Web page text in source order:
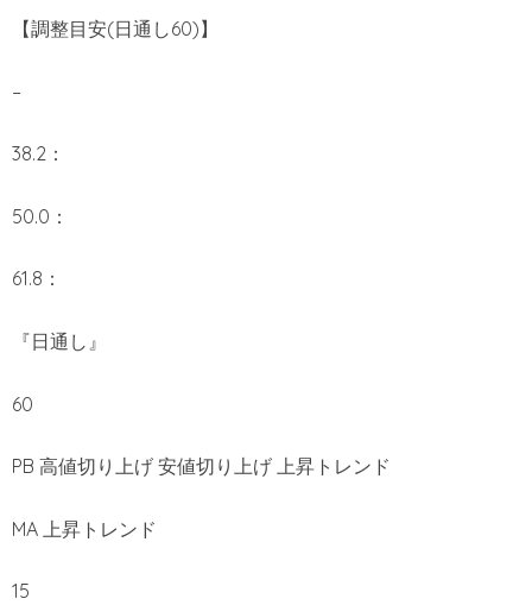
【調整目安(日通し60)】
–
38.2：
50.0：
61.8：
『日通し』
60
PB 高値切り上げ 安値切り上げ 上昇トレンド
MA 上昇トレンド
15